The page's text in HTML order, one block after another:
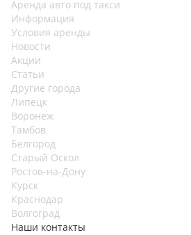
Аренда авто под такси
Информация
Условия аренды
Новости
Акции
Статьи
Другие города
Липецк
Воронеж
Тамбов
Белгород
Старый Оскол
Ростов-на-Дону
Курск
Краснодар
Волгоград
Наши контакты